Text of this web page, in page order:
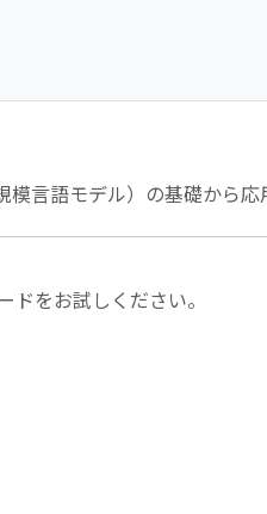
言語モデル）の基礎から応
をお試しください。